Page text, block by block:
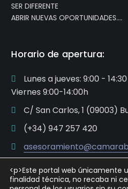
SER DIFERENTE
ABRIR NUEVAS OPORTUNIDADES….
Horario de apertura:
Lunes a jueves: 9:00 -
Viernes 9:00-14:00h
C/ San Carlos, 1 (09003)
(+34) 947 257 420
<p>Este portal web únicamente
finalidad técnica, no recaba ni